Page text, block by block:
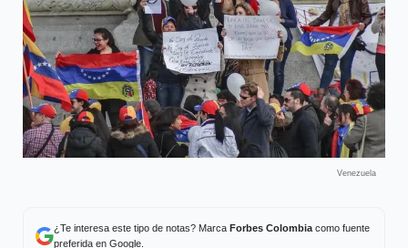
Venezuela
¿Te interesa este tipo de notas? Marca Forbes Colombiacomo fuente
preferida en Google.